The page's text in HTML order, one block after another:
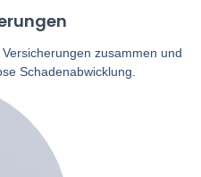
zusammen und
Schadenabwicklung.